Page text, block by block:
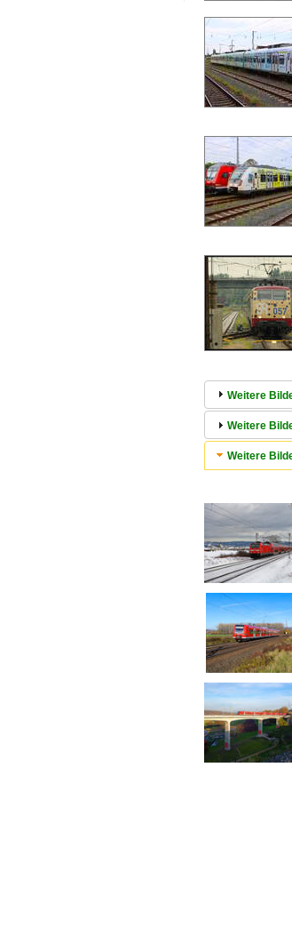
Weitere
Weitere
Weitere